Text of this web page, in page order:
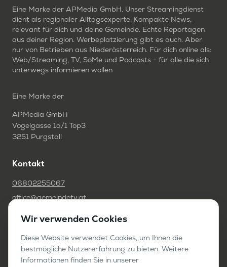
Eine Marke der APMedia GmbH. Unser Streamingdienst
dient als regionaler Alltagsexperte. Kompakte News,
relevant für dich und deine Gemeinde. Echte Reportagen
aus deiner Region. Werbeplatzierung gibt es auch. Aber
nur von Betrieben aus Niederösterreich. Für dich online als:
Web/Streaming, TV, SoMe und Podcasts - für alle die sich
unterwegs informieren wollen
Eine Marke der
APMedia GmbH
Vogelgasse 1a/1 Top3
3251 Purgstall
Kontakt
06802255067
office@gemeindetv.at
FAQ
IMPRESSUM
DATENSCHUTZ
Wir verwenden Cookies
Diese Website verwendet Cookies, um Ihnen die
bestmögliche Nutzererfahrung zu bieten. Weitere
Informationen finden Sie in unserer